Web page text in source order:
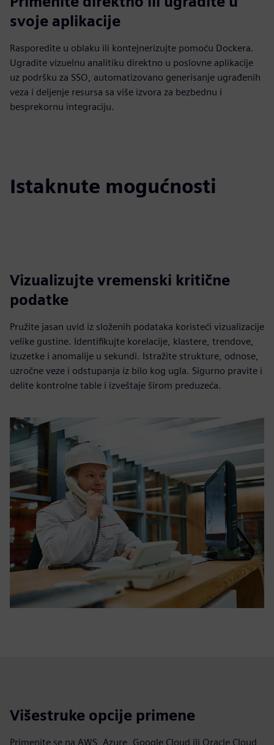
svoje aplikacije
Rasporedite u oblaku ili kontejnerizujte pomoću Dockera.
Ugradite vizuelnu analitiku direktno u poslovne aplikacije
uz podršku za SSO, automatizovano generisanje ugrađenih
veza i deljenje resursa sa više izvora za bezbednu i
besprekornu integraciju.
Istaknute mogućnosti
Vizualizujte vremenski kritične
podatke
Pružite jasan uvid iz složenih podataka koristeći vizualizacije
velike gustine. Identifikujte korelacije, klastere, trendove,
izuzetke i anomalije u sekundi. Istražite strukture, odnose,
uzročne veze i odstupanja iz bilo kog ugla. Sigurno pravite i
delite kontrolne table i izveštaje širom preduzeća.
Višestruke opcije primene
Primenite se na AWS, Azure, Google Cloud ili Oracle Cloud